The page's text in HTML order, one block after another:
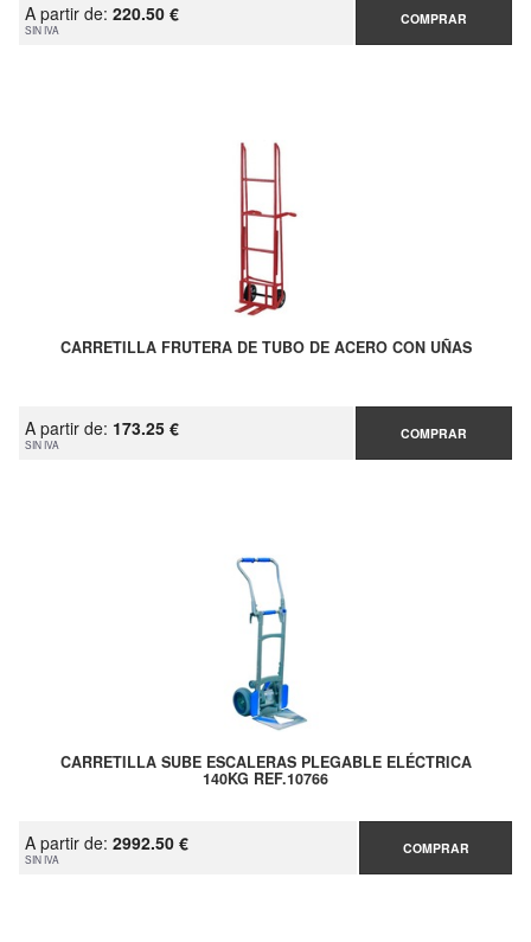
A partir de: 220.50 €
SIN IVA
COMPRAR
CARRETILLA FRUTERA DE TUBO DE ACERO CON UÑAS
A partir de: 173.25 €
SIN IVA
COMPRAR
CARRETILLA SUBE ESCALERAS PLEGABLE ELÉCTRICA
140KG REF.10766
A partir de: 2992.50 €
SIN IVA
COMPRAR